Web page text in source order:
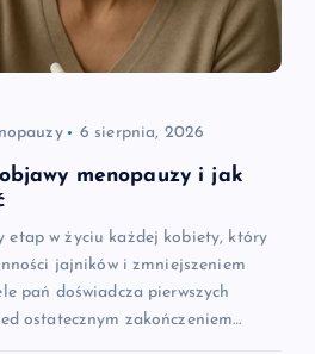
6 sierpnia, 2026
menopauzy i jak
etap w życiu każdej kobiety, który
jajników i zmniejszeniem
pań doświadcza pierwszych
ostatecznym zakończeniem…